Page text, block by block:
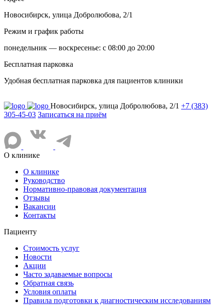
Новосибирск, улица Добролюбова, 2/1
Режим и график работы
понедельник — воскресенье: с 08:00 до 20:00
Бесплатная парковка
Удобная бесплатная парковка для пациентов клиники
Новосибирск, улица Добролюбова, 2/1 +7 (383)
305-45-03 Записаться на приём
О клинике
О клинике
Руководство
Нормативно-правовая документация
Отзывы
Вакансии
Контакты
Пациенту
Стоимость услуг
Новости
Акции
Часто задаваемые вопросы
Обратная связь
Условия оплаты
Правила подготовки к диагностическим исследованиям